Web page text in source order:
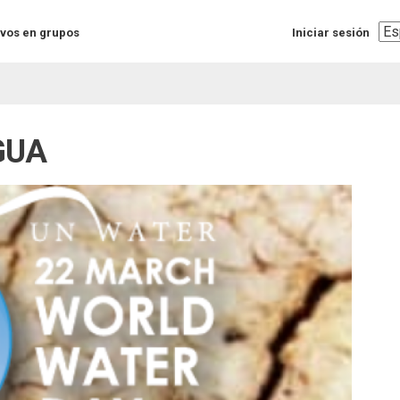
en grupos Iniciar sesión